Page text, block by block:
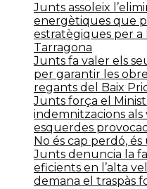
Junts assoleix
energètiques que
estratègiques per a
Tarragona
Junts fa valer els
per garantir les
regants del Baix
Junts força el
indemnitzacions als
esquerdes
No és cap perdó,
Junts denuncia la
eficients en l’alta
demana el traspàs